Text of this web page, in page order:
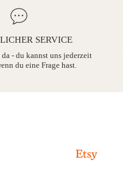
SERVICE
- du kannst uns jederzeit
du eine Frage hast.